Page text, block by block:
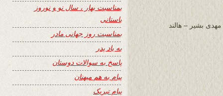
بشیر – هالند
بمناسبت بهار ، سال نو و نوروز
باستانی
بمناسبت روز جهانی مادر
به یاد پدر
پاسخ به سوالات دوستان
پیام به هم میهنان
پیام تبریک